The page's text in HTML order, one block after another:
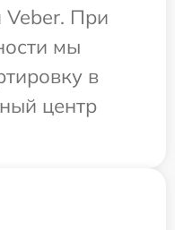
Veber. При
мы
в
центр